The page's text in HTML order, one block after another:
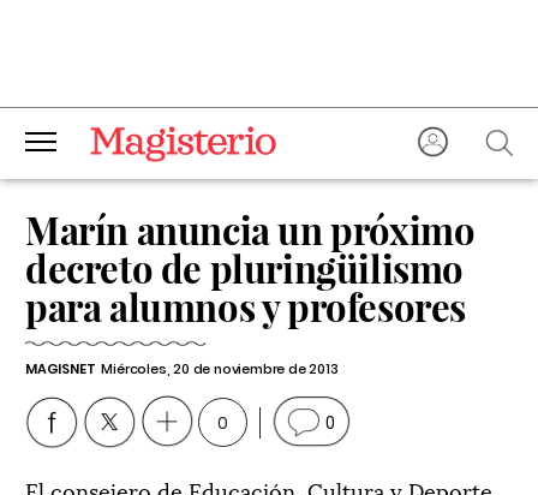
Marín anuncia un próximo
decreto de pluringüilismo
para alumnos y profesores
MAGISNET Miércoles, 20 de noviembre de 2013
0 0